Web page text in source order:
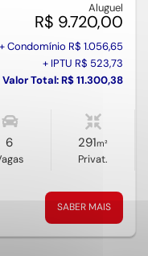
Aluguel
R$ 9.720,00
+ Condomínio R$ 1.056,65
+ IPTU R$ 523,73
Valor Total: R$ 11.300,38
6 291m²
Privat.
SABER MAIS